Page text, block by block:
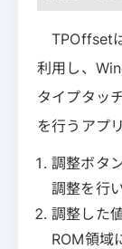
TPOffset
利用し、
タイプタッ
を行うアプ
調整ボタ
調整を行
調整した
ROM領域